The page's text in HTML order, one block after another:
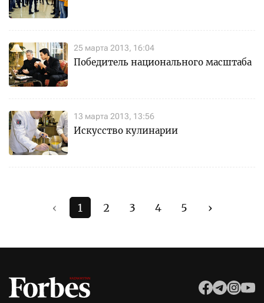
25 марта 2013, 16:04
Победитель национального масштаба
13 марта 2013, 13:56
Искусство кулинарии
‹ 1 2 3 4 5 ›